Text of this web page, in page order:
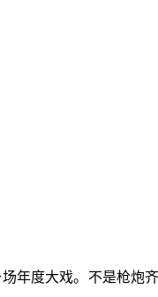
年度大戏。不是枪